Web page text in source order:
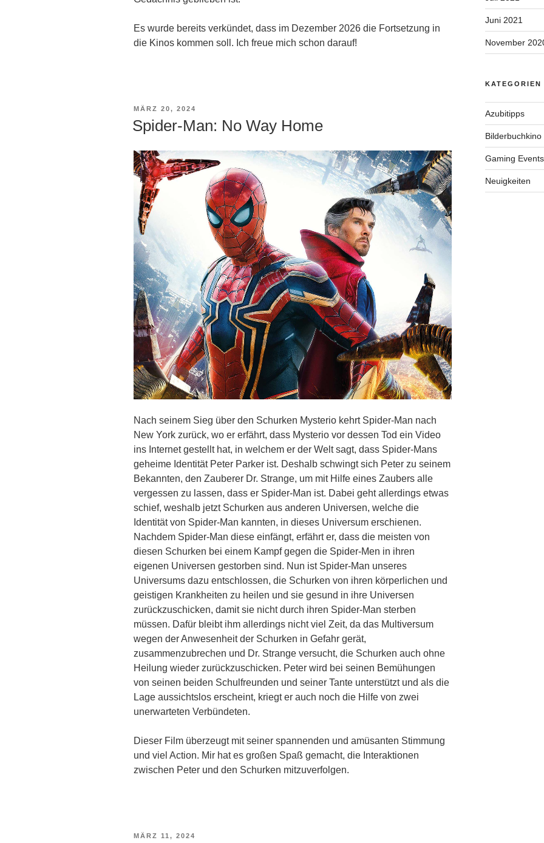
Es wurde bereits verkündet, dass im Dezember 2026 die Fortsetzung in
die Kinos kommen soll. Ich freue mich schon darauf!
VERÖFFENTLICHT
MÄRZ 20, 2024
Spider-Man: No Way Home
Nach seinem Sieg über den Schurken Mysterio kehrt Spider-Man nach
New York zurück, wo er erfährt, dass Mysterio vor dessen Tod ein Video
ins Internet gestellt hat, in welchem er der Welt sagt, dass Spider-Mans
geheime Identität Peter Parker ist. Deshalb schwingt sich Peter zu seinem
Bekannten, den Zauberer Dr. Strange, um mit Hilfe eines Zaubers alle
vergessen zu lassen, dass er Spider-Man ist. Dabei geht allerdings etwas
schief, weshalb jetzt Schurken aus anderen Universen, welche die
Identität von Spider-Man kannten, in dieses Universum erschienen.
Nachdem Spider-Man diese einfängt, erfährt er, dass die meisten von
diesen Schurken bei einem Kampf gegen die Spider-Men in ihren
eigenen Universen gestorben sind. Nun ist Spider-Man unseres
Universums dazu entschlossen, die Schurken von ihren körperlichen und
geistigen Krankheiten zu heilen und sie gesund in ihre Universen
zurückzuschicken, damit sie nicht durch ihren Spider-Man sterben
müssen. Dafür bleibt ihm allerdings nicht viel Zeit, da das Multiversum
wegen der Anwesenheit der Schurken in Gefahr gerät,
zusammenzubrechen und Dr. Strange versucht, die Schurken auch ohne
Heilung wieder zurückzuschicken. Peter wird bei seinen Bemühungen
von seinen beiden Schulfreunden und seiner Tante unterstützt und als die
Lage aussichtslos erscheint, kriegt er auch noch die Hilfe von zwei
unerwarteten Verbündeten.
Dieser Film überzeugt mit seiner spannenden und amüsanten Stimmung
und viel Action. Mir hat es großen Spaß gemacht, die Interaktionen
zwischen Peter und den Schurken mitzuverfolgen.
VERÖFFENTLICHT
MÄRZ 11, 2024
Juni 2021
November
KATEGORIEN
Azubitipps
Bilderbuchkino
Gaming Events
Neuigkeiten